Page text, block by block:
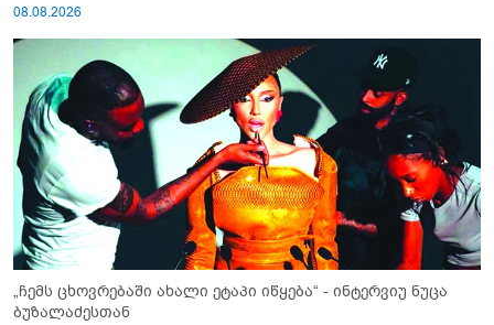
08.08.2026
„ჩემს ცხოვრებაში ახალი ეტაპი იწყება“ - ინტერვიუ ნუცა
ბუზალაძესთან